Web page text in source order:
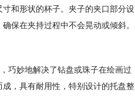
和形状的杯子。夹子的夹口部分设
保在夹持过程中不会晃动或倾斜。
巧妙地解决了钻盘或珠子在绘画过
，具有耐用性，特别设计的托盘整